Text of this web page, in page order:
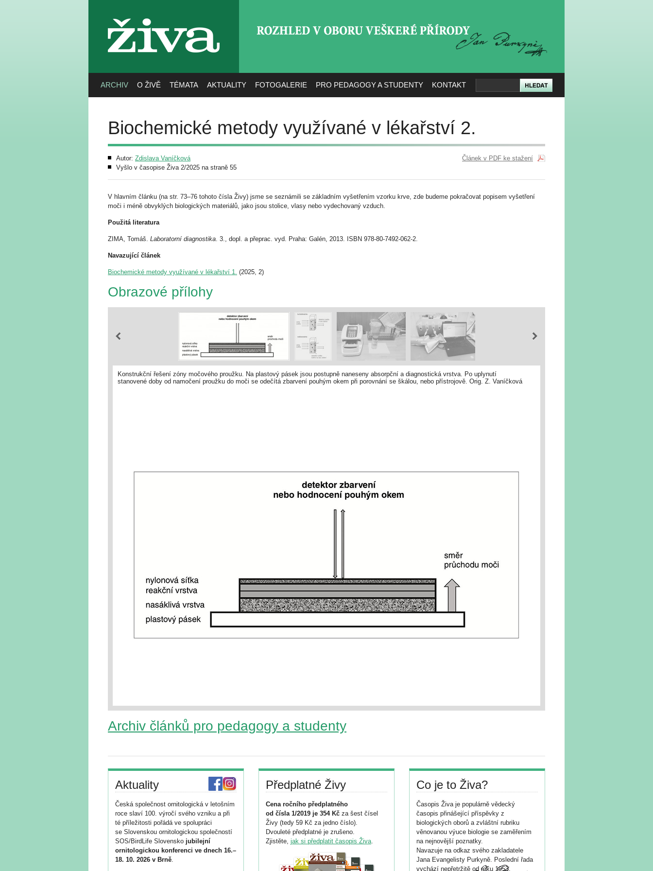
živa
ARCHIV O ŽIVĚ TÉMATA AKTUALITY FOTOGALERIE PRO PEDAGOGY A STUDENTY KONTAKT
Biochemické metody využívané v lékařství 2.
Autor: Zdislava Vaníčková
Vyšlo v časopise Živa 2/2025 na straně 55
Článek v PDF ke stažení
V hlavním článku (na str. 73–76 tohoto čísla Živy) jsme se seznámili se základním vyšetřením vzorku krve, zde budeme pokračovat popisem vyšetření
moči i méně obvyklých biologických materiálů, jako jsou stolice, vlasy nebo vydechovaný vzduch.
Použitá literatura
ZIMA, Tomáš. Laboratorní diagnostika. 3., dopl. a přeprac. vyd. Praha: Galén, 2013. ISBN 978-80-7492-062-2.
Navazující článek
Biochemické metody využívané v lékařství 1. (2025, 2)
Obrazové přílohy
Konstrukční řešení zóny močového proužku. Na plastový pásek jsou postupně naneseny absorpční a diagnostická vrstva. Po uplynutí
stanovené doby od namočení proužku do moči se odečítá zbarvení pouhým okem při porovnání se škálou, nebo přístrojově. Orig. Z. Vaníčková
Archiv článků pro pedagogy a studenty
Aktuality
Česká společnost ornitologická v letošním
roce slaví 100. výročí svého vzniku a při
té příležitosti pořádá ve spolupráci
se Slovenskou ornitologickou společností
SOS/BirdLife Slovensko jubilejní
ornitologickou konferenci ve dnech 16.–
18. 10. 2026 v Brně.
Předplatné Živy
Cena ročního předplatného
od čísla 1/2019 je 354 Kč za šest čísel
Živy (tedy 59 Kč za jedno číslo).
Dvouleté předplatné je zrušeno.
Zjistěte, jak si předplatit časopis Živa.
Co je to Živa?
Časopis Živa je populárně vědecký
časopis přinášející příspěvky z
biologických oborů a zvláštní rubriku
věnovanou výuce biologie se zaměřením
na nejnovější poznatky.
Navazuje na odkaz svého zakladatele
Jana Evangelisty Purkyně. Poslední řada
vychází nepřetržitě od roku 1953.